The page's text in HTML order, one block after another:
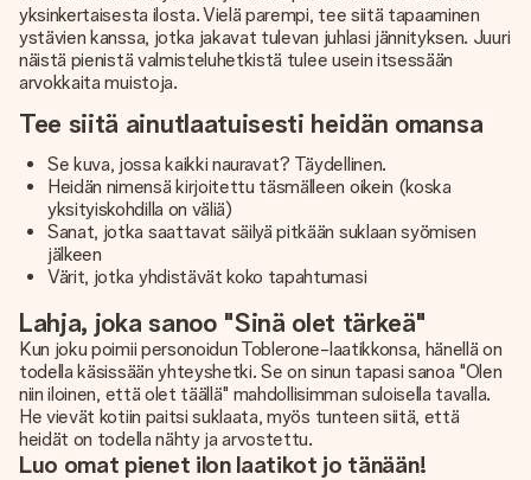
yksinkertaisesta ilosta. Vielä parempi, tee siitä tapaaminen
ystävien kanssa, jotka jakavat tulevan juhlasi jännityksen. Juuri
näistä pienistä valmisteluhetkistä tulee usein itsessään
arvokkaita muistoja.
Tee siitä ainutlaatuisesti heidän omansa
Se kuva, jossa kaikki nauravat? Täydellinen.
Heidän nimensä kirjoitettu täsmälleen oikein (koska
yksityiskohdilla on väliä)
Sanat, jotka saattavat säilyä pitkään suklaan syömisen
jälkeen
Värit, jotka yhdistävät koko tapahtumasi
Lahja, joka sanoo "Sinä olet tärkeä"
Kun joku poimii personoidun Toblerone-laatikkonsa, hänellä on
todella käsissään yhteyshetki. Se on sinun tapasi sanoa "Olen
niin iloinen, että olet täällä" mahdollisimman suloisella tavalla.
He vievät kotiin paitsi suklaata, myös tunteen siitä, että
heidät on todella nähty ja arvostettu.
Luo omat pienet ilon laatikot jo tänään!